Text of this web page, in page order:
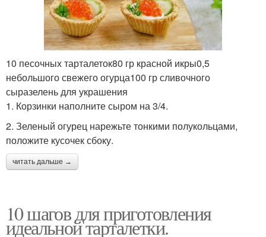
10 песочных тарталеток80 гр красной икры0,5
небольшого свежего огурца100 гр сливочного
сыразелень для украшения
1. Корзинки наполните сыром на 3/4.
2. Зеленый огурец нарежьте тонкими полукольцами,
положите кусочек сбоку.
читать дальше →
10 шагов для приготовления
идеальной тарталетки.